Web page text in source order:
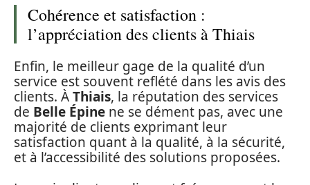
Cohérence et satisfaction :
l’appréciation des clients à Thiais
Enfin, le meilleur gage de la qualité d’un
service est souvent reflété dans les avis des
clients. ÀThiais, la réputation des services
de Belle Épine ne se dément pas, avec une
majorité de clients exprimant leur
satisfaction quant à la qualité, à la sécurité,
et à l’accessibilité des solutions proposées.